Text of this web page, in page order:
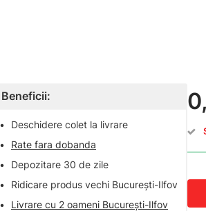
Beneficii:
•
Deschidere colet la livrare
•
Rate fara dobanda
•
Depozitare 30 de zile
•
Ridicare produs vechi București-Ilfov
•
Livrare cu 2 oameni București-Ilfov